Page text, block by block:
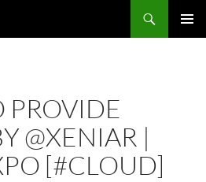
PROVIDE
@XENIAR |
[#CLOUD]